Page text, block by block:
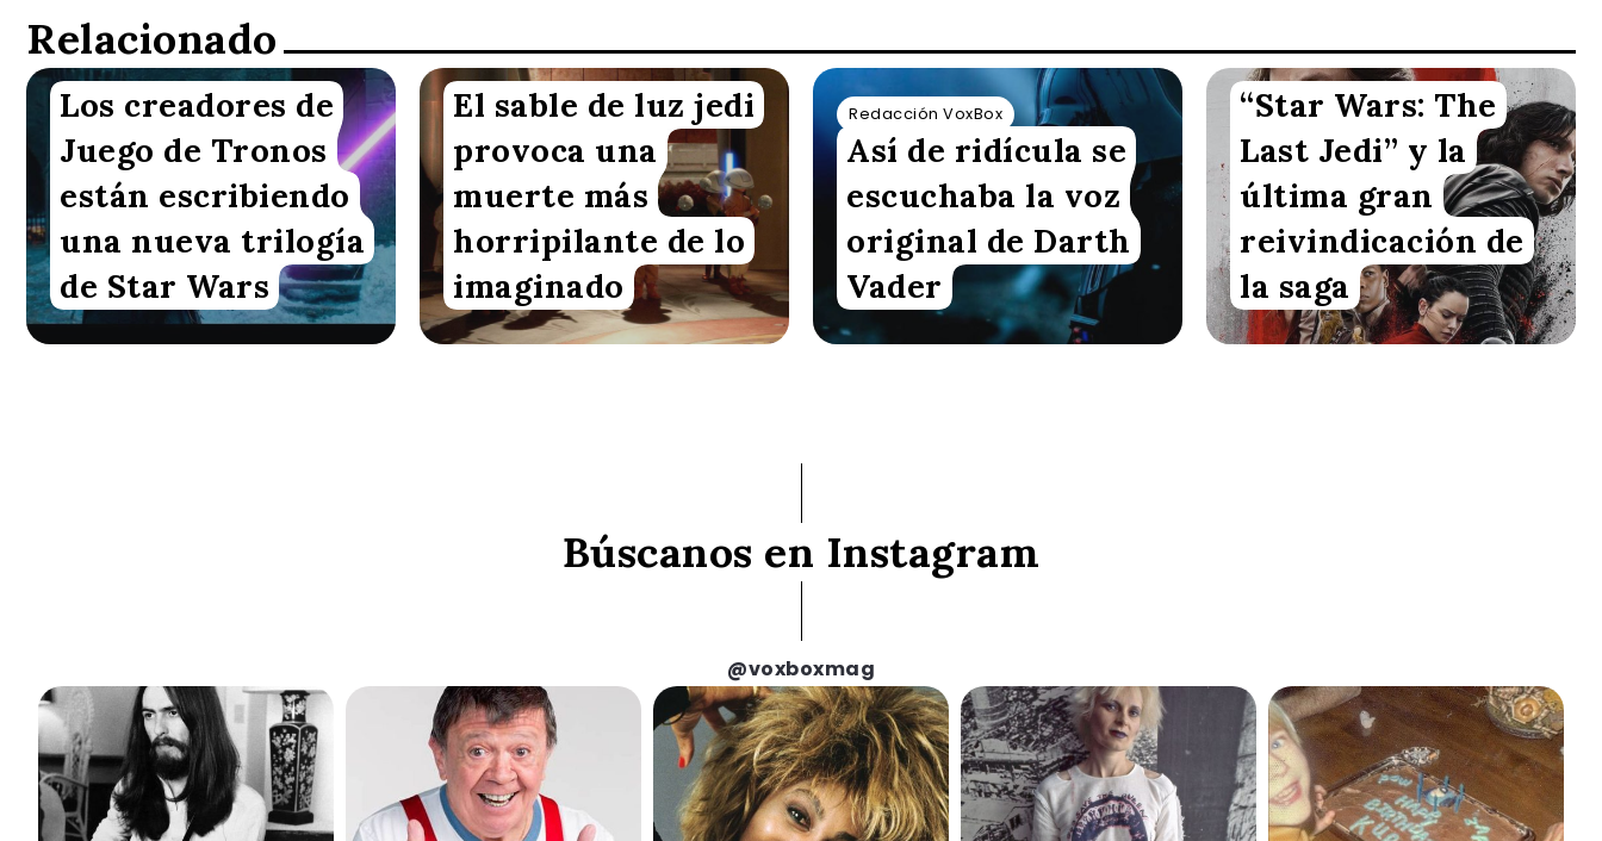
Relacionado
Redacción VoxBox
Los creadores de
Juego de Tronos
están escribiendo
una nueva trilogía
de Star Wars
Redacción VoxBox
El sable de luz jedi
provoca una
muerte más
horripilante de lo
imaginado
Redacción VoxBox
Así de ridícula se
escuchaba la voz
original de Darth
Vader
Karla Rauda
“Star Wars: The
Last Jedi” y la
última gran
reivindicación de
la saga
Búscanos en Instagram
@voxboxmag